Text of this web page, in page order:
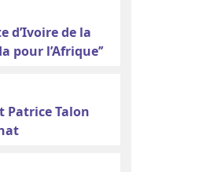
d’Ivoire de la
pour l’Afrique’’
Patrice Talon